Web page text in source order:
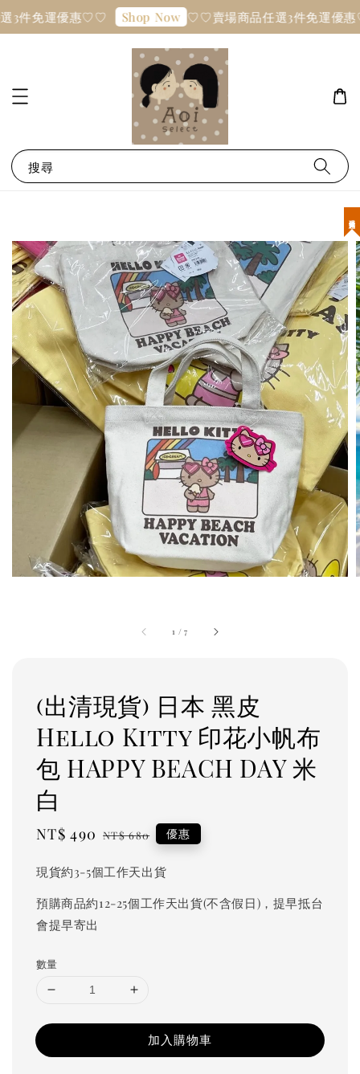
3件免運優惠♡♡ Shop Now ♡♡賣場商品任選3件免運優
搜尋
1 /7
(出清現貨) 日本 黑皮
Hello Kitty 印花小帆布
包 HAPPY BEACH DAY 米
白
Sale
NT$ 490 Regular
NT$ 680 優惠
現貨約3-5個工作天出貨
預購商品約12-25個工作天出貨(不含假日)，提早抵台
會提早寄出
數量
加入購物車